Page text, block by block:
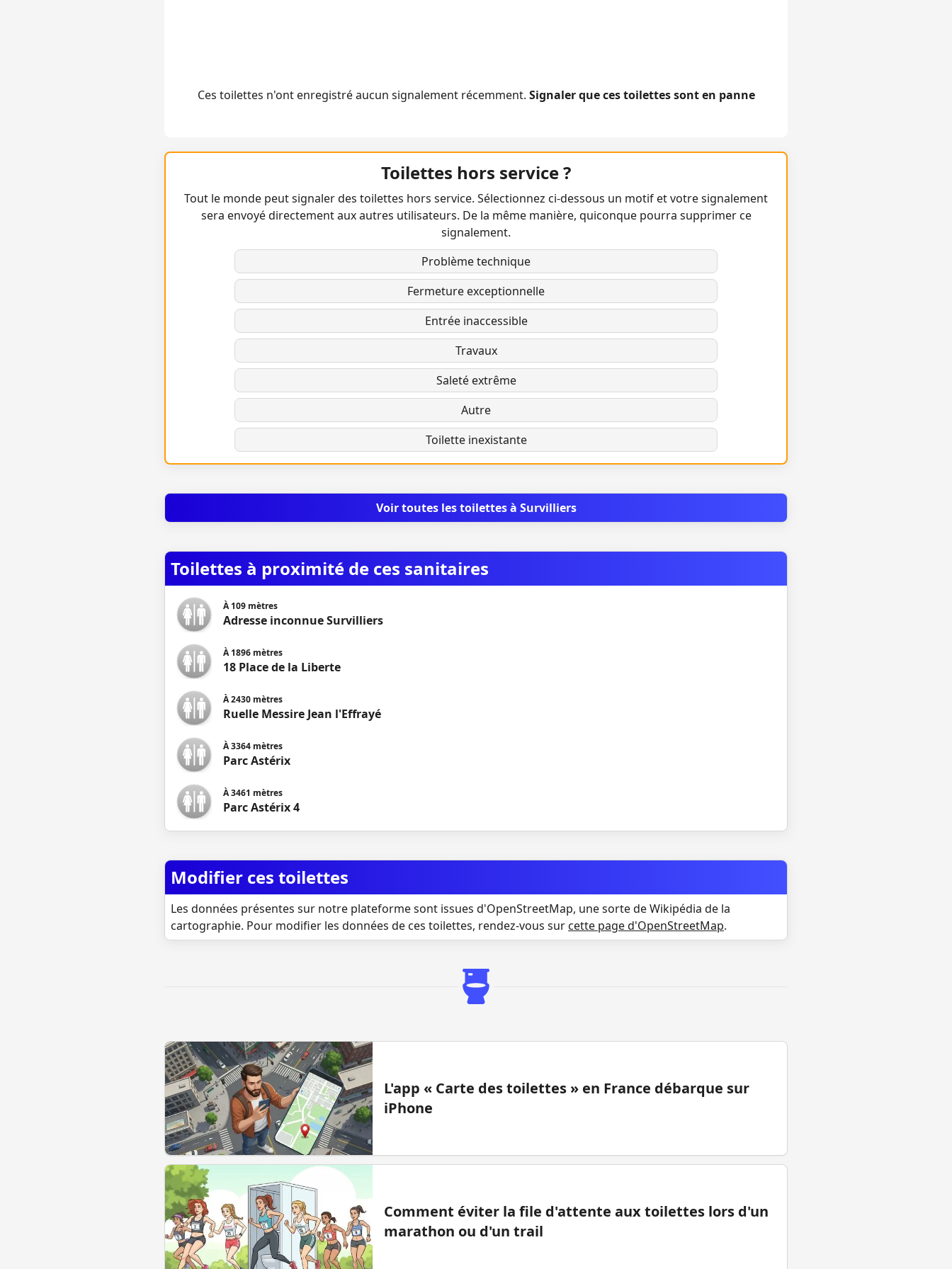
Ces toilettes n'ont enregistré aucun signalement récemment. Signaler que ces toilettes sont en panne
Toilettes hors service ?
Tout le monde peut signaler des toilettes hors service. Sélectionnez ci-dessous un motif et votre signalement
sera envoyé directement aux autres utilisateurs. De la même manière, quiconque pourra supprimer ce
signalement.
Problème technique
Fermeture exceptionnelle
Entrée inaccessible
Travaux
Saleté extrême
Autre
Toilette inexistante
Voir toutes les toilettes à Survilliers
Toilettes à proximité de ces sanitaires
À109 mètres
Adresse inconnue Survilliers
À1896 mètres
18 Place de la Liberte
À2430 mètres
Ruelle Messire Jean l'Effrayé
À3364 mètres
Parc Astérix
À3461 mètres
Parc Astérix 4
Modifier ces toilettes
Les données présentes sur notre plateforme sont issues d'OpenStreetMap, une sorte de Wikipédia de la
cartographie. Pour modifier les données de ces toilettes, rendez-vous sur cette page d'OpenStreetMap.
L'app « Carte des toilettes » en France débarque sur
iPhone
Comment éviter la file d'attente aux toilettes lors d'un
marathon ou d'un trail